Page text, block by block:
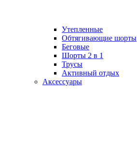
Утепленные
Обтягивающие шорты
Беговые
Шорты 2 в 1
Трусы
Активный отдых
Аксессуары